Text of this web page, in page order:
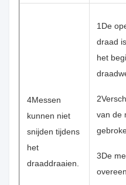
4Messen
kunnen niet
snijden tijdens
het
draaddraaien.
1De
draad
het
van de
3De